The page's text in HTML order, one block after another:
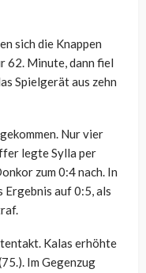
sich die Knappen
62. Minute, dann fiel
Spielgerät aus zehn
Nur vier
legte Sylla per
zum 0:4 nach. In
Ergebnis auf 0:5, als
Kalas erhöhte
Im Gegenzug